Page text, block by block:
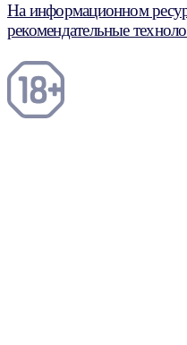
На информационном
рекомендательные